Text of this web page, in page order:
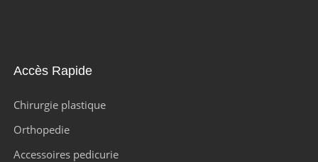
Accès Rapide
Chirurgie plastique
Orthopedie
Accessoires pedicurie